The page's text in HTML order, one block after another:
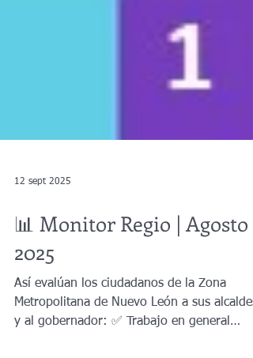
12 sept 2025
📊 Monitor Regio | Agosto
2025
Así evalúan los ciudadanos de la Zona